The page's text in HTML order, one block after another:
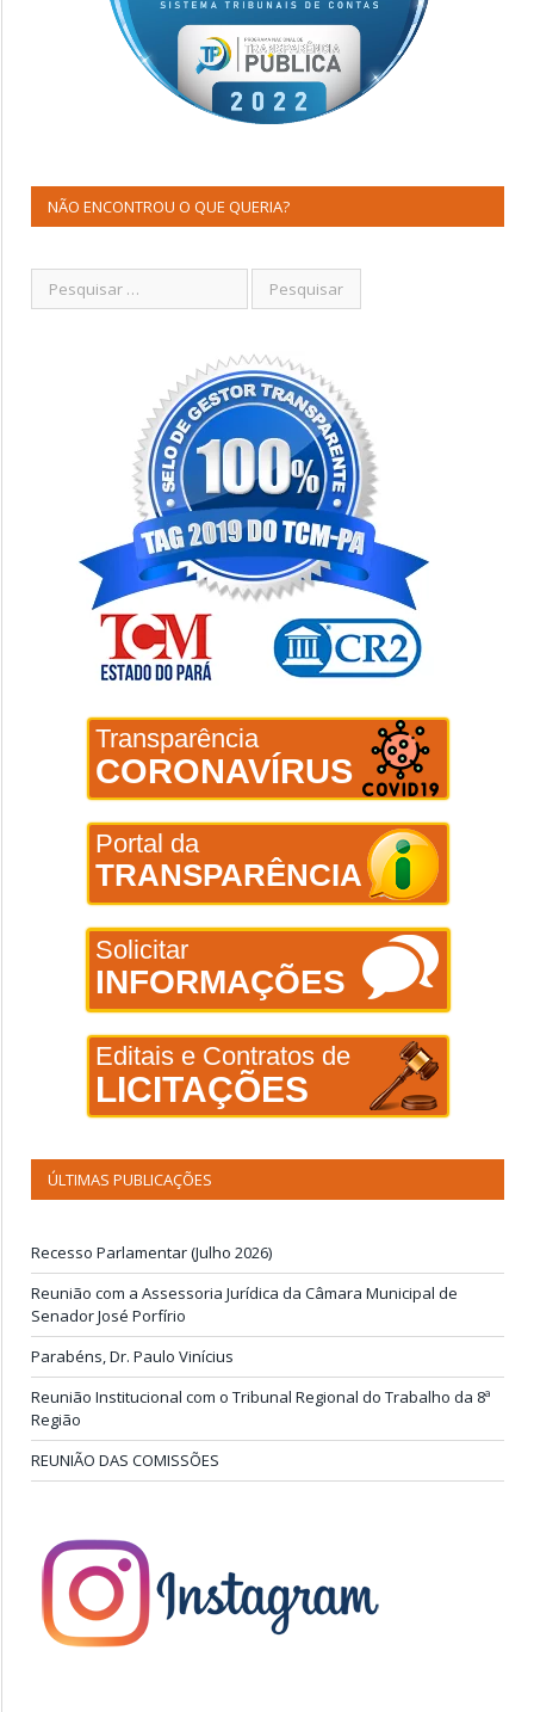
NÃO ENCONTROU O QUE QUERIA?
Transparência
CORONAVÍRUS
Portal da
TRANSPARÊNCIA
Solicitar
INFORMAÇÕES
Editais e Contratos de
LICITAÇÕES
ÚLTIMAS PUBLICAÇÕES
Recesso Parlamentar (Julho 2026)
Reunião com a Assessoria Jurídica da Câmara Municipal de
Senador José Porfírio
Parabéns, Dr. Paulo Vinícius
Reunião Institucional com o Tribunal Regional do Trabalho da 8ª
Região
REUNIÃO DAS COMISSÕES